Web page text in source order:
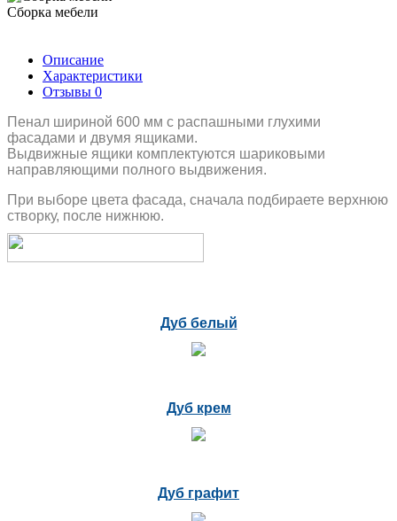
Сборка мебели
Описание
Характеристики
Отзывы 0
Пенал шириной 600 мм с распашными глухими
фасадами и двумя ящиками.
Выдвижные ящики комплектуются шариковыми
направляющими полного выдвижения.
При выборе цвета фасада, сначала подбираете верхнюю
створку, после нижнюю.
Дуб белый
Дуб крем
Дуб графит